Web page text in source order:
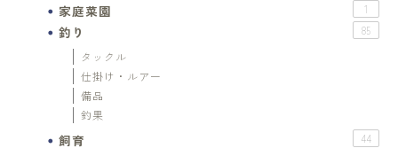
家庭菜園 1
釣り 85
タックル
仕掛け・ルアー
備品
釣果
飼育 44